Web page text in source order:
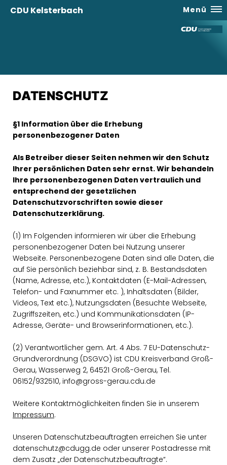
CDU Kelsterbach Menü
DATENSCHUTZ
§1 Information über die Erhebung
personenbezogener Daten
Als Betreiber dieser Seiten nehmen wir den Schutz
Ihrer persönlichen Daten sehr ernst. Wir behandeln
Ihre personenbezogenen Daten vertraulich und
entsprechend der gesetzlichen
Datenschutzvorschriften sowie dieser
Datenschutzerklärung.
(1) Im Folgenden informieren wir über die Erhebung
personenbezogener Daten bei Nutzung unserer
Webseite. Personenbezogene Daten sind alle Daten, die
auf Sie persönlich beziehbar sind, z. B. Bestandsdaten
(Name, Adresse, etc.), Kontaktdaten (E-Mail-Adressen,
Telefon- und Faxnummer etc. ), Inhaltsdaten (Bilder,
Videos, Text etc.), Nutzungsdaten (Besuchte Webseite,
Zugriffszeiten, etc.) und Kommunikationsdaten (IP-
Adresse, Geräte- und Browserinformationen, etc.).
(2) Verantwortlicher gem. Art. 4 Abs. 7 EU-Datenschutz-
Grundverordnung (DSGVO) ist CDU Kreisverband Groß-
Gerau, Wasserweg 2, 64521 Groß-Gerau, Tel.
06152/932510, info@gross-gerau.cdu.de
Weitere Kontaktmöglichkeiten finden Sie in unserem
Impressum.
Unseren Datenschutzbeauftragten erreichen Sie unter
datenschutz@cdugg.de oder unserer Postadresse mit
dem Zusatz „der Datenschutzbeauftragte“.